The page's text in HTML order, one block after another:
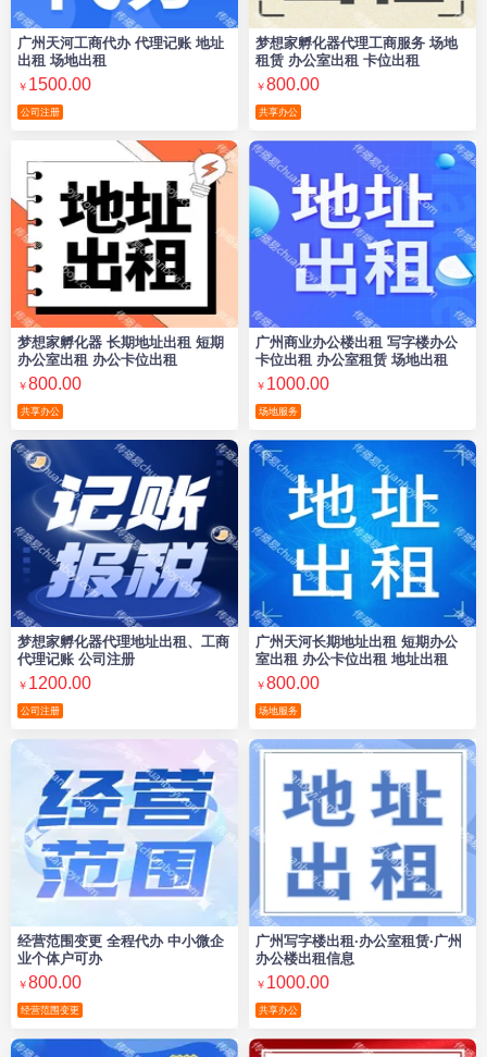
广州天河工商代办 代理记账 地址
出租 场地出租
￥ 1500.00
公司注册
梦想家孵化器代理工商服务 场地
租赁 办公室出租 卡位出租
￥800.00
共享办公
梦想家孵化器 长期地址出租 短期
办公室出租 办公卡位出租
￥800.00
共享办公
广州商业办公楼出租 写字楼办公
卡位出租 办公室租赁 场地出租
￥ 1000.00
场地服务
梦想家孵化器代理地址出租、工商
代理记账 公司注册
￥ 1200.00
公司注册
广州天河长期地址出租 短期办公
室出租 办公卡位出租 地址出租
￥800.00
场地服务
经营范围变更 全程代办 中小微企
业个体户可办
￥800.00
经营范围变更
广州写字楼出租·办公室租赁·广州
办公楼出租信息
￥ 1000.00
共享办公